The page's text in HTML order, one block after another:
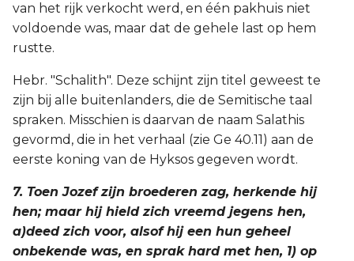
van het rijk verkocht werd, en één pakhuis niet
voldoende was, maar dat de gehele last op hem
rustte.
Hebr. "Schalith". Deze schijnt zijn titel geweest te
zijn bij alle buitenlanders, die de Semitische taal
spraken. Misschien is daarvan de naam Salathis
gevormd, die in het verhaal (zie Ge 40.11) aan de
eerste koning van de Hyksos gegeven wordt.
7. Toen Jozef zijn broederen zag, herkende hij
hen; maar hij hield zich vreemd jegens hen,
a)deed zich voor, alsof hij een hun geheel
onbekende was, en sprak hard met hen, 1) op